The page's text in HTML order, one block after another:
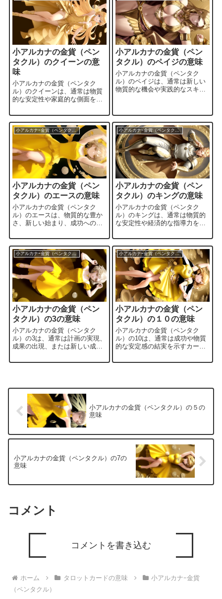
小アルカナの金貨（ペン
タクル）のクイーンの意
味
小アルカナの金貨（ペンタク
ル）のクイーンは、通常は物質
的な安定性や家庭的な側面を象
貨のクイーンの一般的な意味で
す。 物質的な安定と豊かさ: 金
貨のクイーンは、物質的な安定
性や豊かさを象徴します。経済
的な成功や安定を築く力があり
ます。 実用的で効果的な管理:
金貨のクイーンは、実用的で効
果的な資産の管理能力を示しま
す。賢明な投資や計画的な支出
が特徴です。 家庭と仕事のバ
ラ...
小アルカナの金貨（ペン
タクル）のペイジの意味
小アルカナの金貨（ペンタク
ル）のペイジは、通常は新しい
物質的な機会や実践的なスキル
味です。 新しい物質的な機会:
金貨のペイジは、新しい物質的
な機会や経済的な可能性が現れ
ることを示します。新たなプロ
ジェクトやビジネスチャンスに
注意を払うべき時期です。 実践
的なスキルの発展: 金貨のペイ
ジは、実践的なスキルや仕事に
関する新たな知識の発展を象徴
しま...
小アルカナｰ金貨（ペンタクル）
小アルカナの金貨（ペン
タクル）のエースの意味
小アルカナの金貨（ペンタク
ル）のエースは、物質的な豊か
さ、新しい始まり、成功への出
金貨のエースのいくつかの一般
的な意味です。 物質的な成功と
豊かさ: 金貨のエースは物質的
な成功や豊かさを示します。新
しいプロジェクトや仕事の始ま
りが、経済的な安定や成功への
道を開くことを示唆していま
す。 新たな可能性の象徴: エー
スは新しい始まりを象徴しま
す。金貨のエースは新しいビジ
ネス、...
小アルカナｰ金貨（ペンタクル）
小アルカナの金貨（ペン
タクル）のキングの意味
小アルカナの金貨（ペンタク
ル）のキングは、通常は物質的
な安定性や経済的な指導力を象
貨のキングの一般的な意味で
す。 物質的な成功と安定: 金貨
のキングは、物質的な成功と安
定を具現化します。経済的なリ
ーダーシップや資産の適切な管
理が特徴です。 実践的で着実な
指導力: 金貨のキングは、実践
的で着実な指導力を有していま
す。現実的な視点から物事を進
め、安定した方向性を提供しま
す。...
小アルカナｰ金貨（ペンタクル）
小アルカナの金貨（ペン
タクル）の3の意味
小アルカナの金貨（ペンタク
ル）の3は、通常は計画の実現、
成果の出現、または新しい成長
貨の3のいくつかの一般的な意味
画や目標が実現し、成果が出始
める時期を象徴します。着実な
努力の結果として、物事が順調
に進展している兆しです。 安定
した成長と収入の増加: 金貨は
物質的な側面を表し、3は安定し
た成長や収入の増加を示唆...
小アルカナｰ金貨（ペンタクル）
小アルカナの金貨（ペン
タクル）の１０の意味
小アルカナの金貨（ペンタク
ル）の10は、通常は成功や物質
的な安定感の結実を示すカード
的な意味です。 成功の達成: 金
る時期を意味します。物事が順
は、物質的な安定感が確立さ
に向かって進むことができま...
小アルカナの金貨（ペンタクル）の５の
意味
小アルカナの金貨（ペンタクル）の7の
意味
コメント
コメントを書き込む
ホーム タロットカードの意味
小アルカナｰ金貨
（ペンタクル）